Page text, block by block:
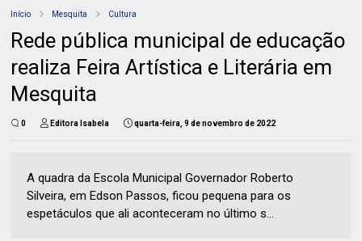
Início Mesquita Cultura
Rede pública municipal de educação
realiza Feira Artística e Literária em
Mesquita
0 Editora Isabela quarta-feira, 9 de novembro de 2022
A quadra da Escola Municipal Governador Roberto
Silveira, em Edson Passos, ficou pequena para os
espetáculos que ali aconteceram no último s...